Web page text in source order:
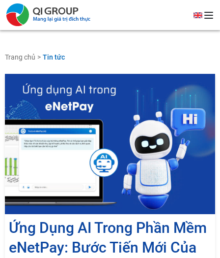
Trang chủ Tin tức
Ứng Dụng AI Trong Phần Mềm
eNetPay: Bước Tiến Mới Của